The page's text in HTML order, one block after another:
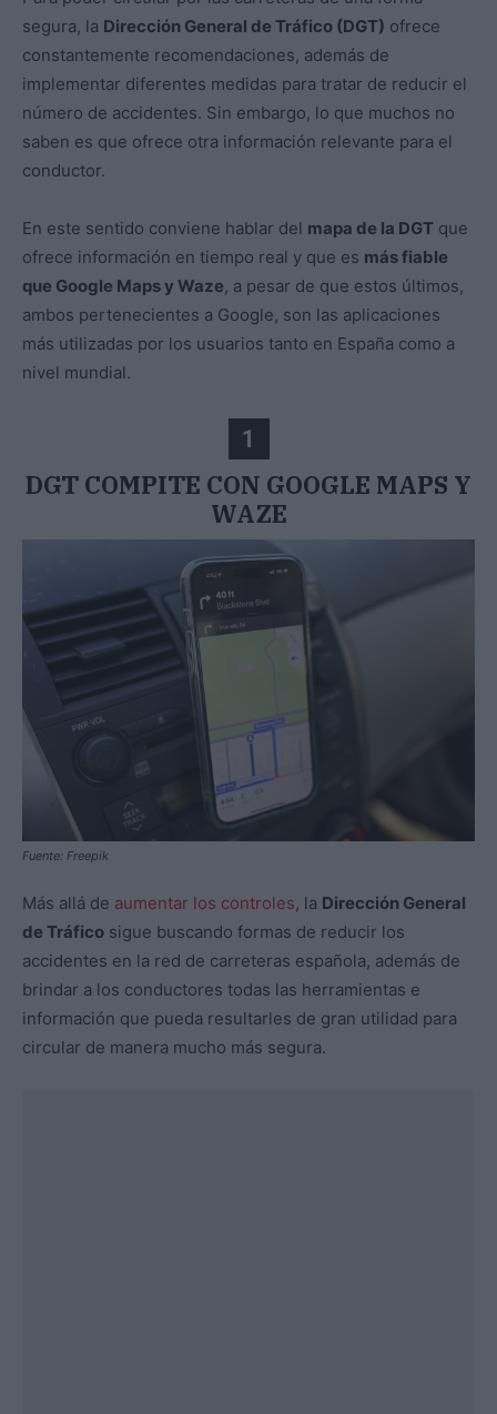
segura, la Dirección General de Tráfico (DGT) ofrece
constantemente recomendaciones, además de
implementar diferentes medidas para tratar de reducir el
número de accidentes. Sin embargo, lo que muchos no
saben es que ofrece otra información relevante para el
conductor.
En este sentido conviene hablar del mapa de la DGT que
ofrece información en tiempo real y que es más fiable
que Google Maps y Waze, a pesar de que estos últimos,
ambos pertenecientes a Google, son las aplicaciones
más utilizadas por los usuarios tanto en España como a
nivel mundial.
1
DGT COMPITE CON GOOGLE MAPS Y
WAZE
Fuente: Freepik
Más allá de aumentar los controles, la Dirección General
de Tráfico sigue buscando formas de reducir los
accidentes en la red de carreteras española, además de
brindar a los conductores todas las herramientas e
información que pueda resultarles de gran utilidad para
circular de manera mucho más segura.